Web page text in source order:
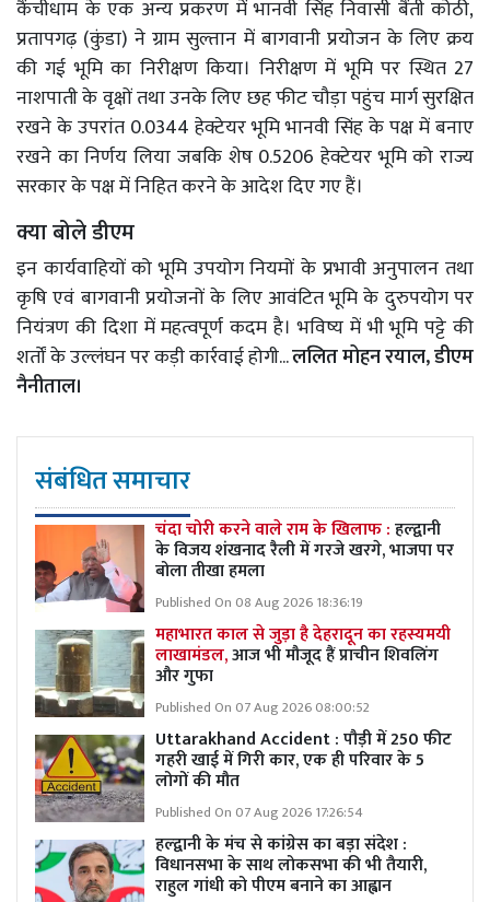
कैंचीधाम के एक अन्य प्रकरण में भानवी सिंह निवासी बैंती कोठी,
प्रतापगढ़ (कुंडा) ने ग्राम सुल्तान में बागवानी प्रयोजन के लिए क्रय
की गई भूमि का निरीक्षण किया। निरीक्षण में भूमि पर स्थित 27
नाशपाती के वृक्षों तथा उनके लिए छह फीट चौड़ा पहुंच मार्ग सुरक्षित
रखने के उपरांत 0.0344 हेक्टेयर भूमि भानवी सिंह के पक्ष में बनाए
रखने का निर्णय लिया जबकि शेष 0.5206 हेक्टेयर भूमि को राज्य
सरकार के पक्ष में निहित करने के आदेश दिए गए हैं।
क्या बोले डीएम
इन कार्यवाहियों को भूमि उपयोग नियमों के प्रभावी अनुपालन तथा
कृषि एवं बागवानी प्रयोजनों के लिए आवंटित भूमि के दुरुपयोग पर
नियंत्रण की दिशा में महत्वपूर्ण कदम है। भविष्य में भी भूमि पट्टे की
शर्तों के उल्लंघन पर कड़ी कार्रवाई होगी...ललित मोहन रयाल, डीएम
नैनीताल।
संबंधित समाचार
चंदा चोरी करने वाले राम के खिलाफ :हल्द्वानी
के विजय शंखनाद रैली में गरजे खरगे, भाजपा पर
बोला तीखा हमला
Published On 08 Aug 2026 18:36:19
महाभारत काल से जुड़ा है देहरादून का रहस्यमयी
लाखामंडल,आज भी मौजूद हैं प्राचीन शिवलिंग
और गुफा
Published On 07 Aug 2026 08:00:52
Uttarakhand Accident : पौड़ी में 250 फीट
गहरी खाई में गिरी कार, एक ही परिवार के 5
लोगों की मौत
Published On 07 Aug 2026 17:26:54
हल्द्वानी के मंच से कांग्रेस का बड़ा संदेश :
विधानसभा के साथ लोकसभा की भी तैयारी,
राहुल गांधी को पीएम बनाने का आह्वान